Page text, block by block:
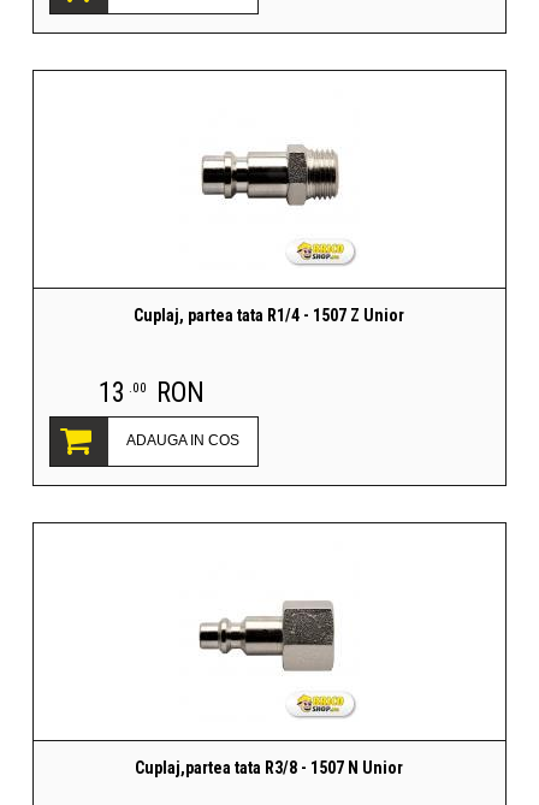
Cuplaj, partea tata R1/4 - 1507 Z Unior
13 .00 RON
ADAUGA IN COS
Cuplaj,partea tata R3/8 - 1507 N Unior